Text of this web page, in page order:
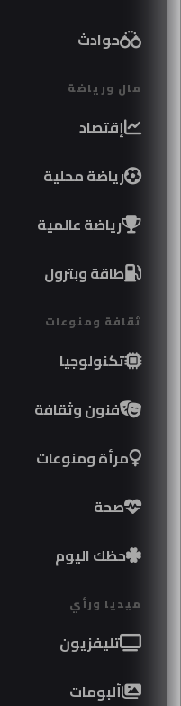
حوادث
مال ورياضة
إقتصاد
رياضة محلية
رياضة عالمية
طاقة وبترول
ثقافة ومنوعات
تكنولوجيا
فنون وثقافة
مرأة ومنوعات
صحة
حظك اليوم
ميديا ورأي
تليفزيون
ألبومات